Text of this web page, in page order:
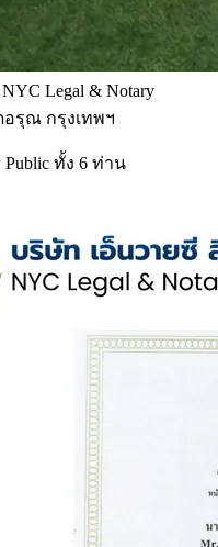
Legal & Notary
อรุณ กรุงเทพฯ
ทั้ง 6 ท่าน